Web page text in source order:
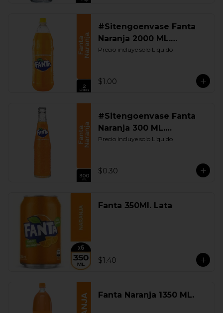
#Sitengoenvase Fanta
Naranja 2000 ML.
Retornable
Precio incluye solo Liquido
$1.00
#Sitengoenvase Fanta
Naranja 300 ML.
Retornable
Precio incluye solo Liquido
$0.30
Fanta 350Ml. Lata
$1.40
Fanta Naranja 1350 ML.